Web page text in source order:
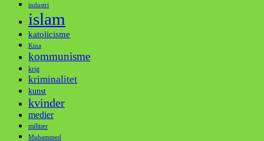
industri
islam
katolicisme
Kina
kommunisme
krig
kriminalitet
kunst
kvinder
medier
militær
Muhammed